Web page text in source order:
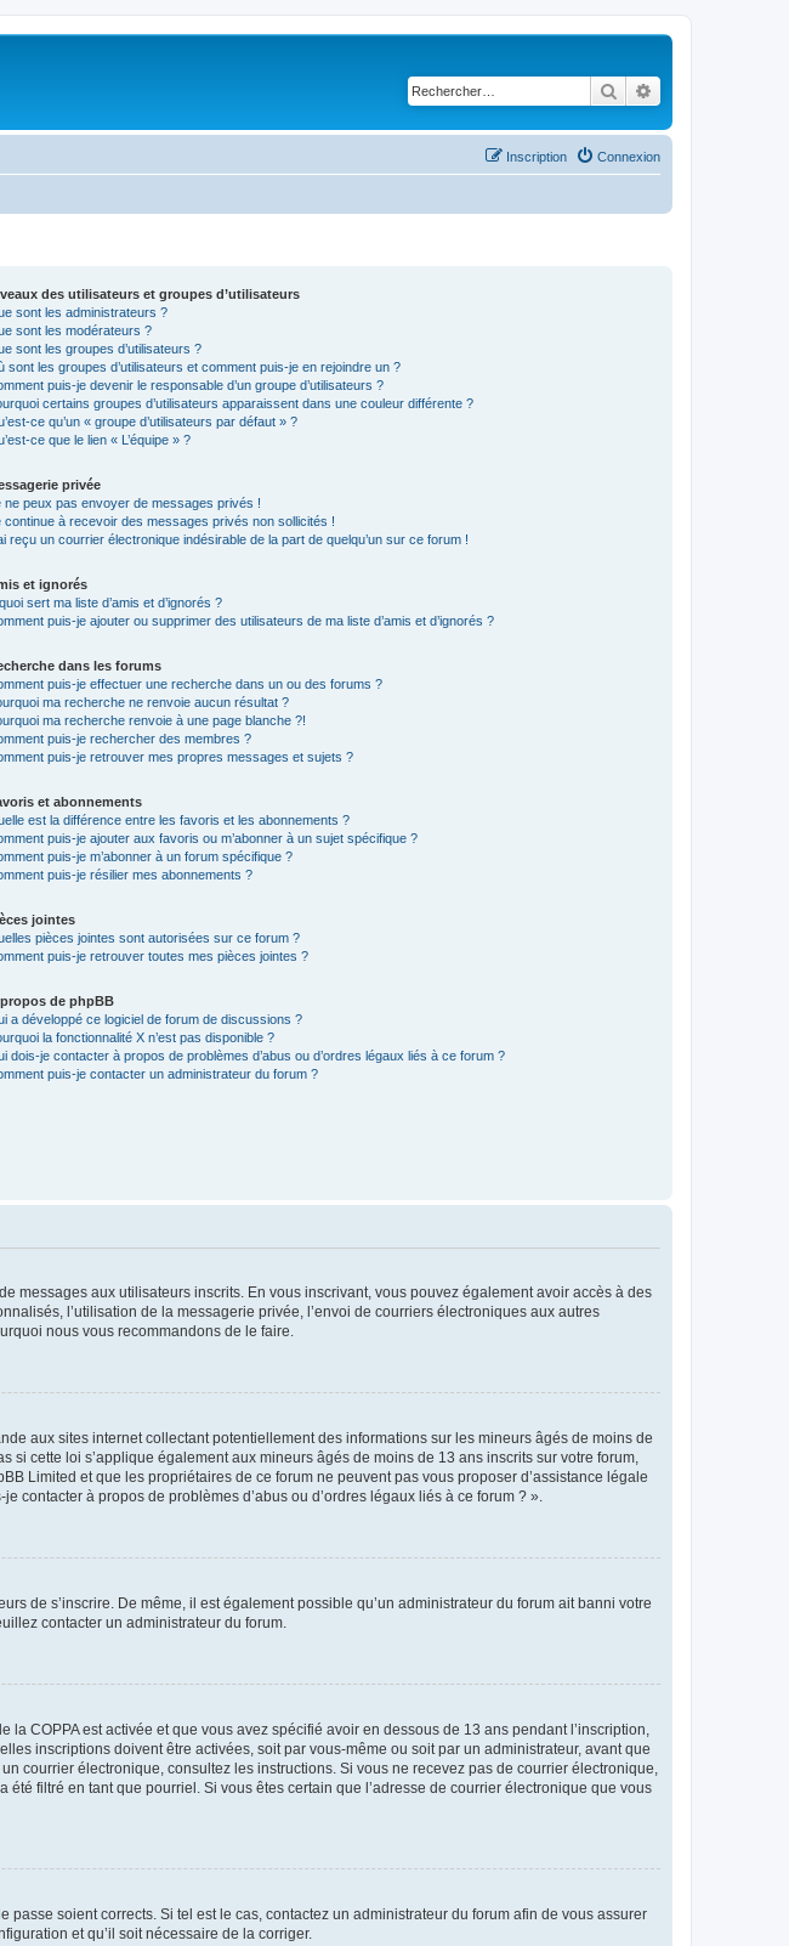
Rechercher
Connexion
Inscription
des utilisateurs et groupes d’utilisateurs
sont les administrateurs ?
sont les modérateurs ?
sont les groupes d’utilisateurs ?
sont les groupes d’utilisateurs et comment puis-je en rejoindre un ?
puis-je devenir le responsable d’un groupe d’utilisateurs ?
certains groupes d’utilisateurs apparaissent dans une couleur différente ?
ce qu’un « groupe d’utilisateurs par défaut » ?
ce que le lien « L’équipe » ?
privée
ne peux pas envoyer de messages privés !
continue à recevoir des messages privés non sollicités !
reçu un courrier électronique indésirable de la part de quelqu’un sur ce forum !
et ignorés
sert ma liste d’amis et d’ignorés ?
puis-je ajouter ou supprimer des utilisateurs de ma liste d’amis et d’ignorés ?
dans les forums
puis-je effectuer une recherche dans un ou des forums ?
ma recherche ne renvoie aucun résultat ?
ma recherche renvoie à une page blanche ?!
puis-je rechercher des membres ?
puis-je retrouver mes propres messages et sujets ?
et abonnements
est la différence entre les favoris et les abonnements ?
puis-je ajouter aux favoris ou m’abonner à un sujet spécifique ?
puis-je m’abonner à un forum spécifique ?
puis-je résilier mes abonnements ?
jointes
pièces jointes sont autorisées sur ce forum ?
puis-je retrouver toutes mes pièces jointes ?
de phpBB
a développé ce logiciel de forum de discussions ?
la fonctionnalité X n’est pas disponible ?
dois-je contacter à propos de problèmes d’abus ou d’ordres légaux liés à ce forum ?
puis-je contacter un administrateur du forum ?
messages aux utilisateurs inscrits. En vous inscrivant, vous pouvez également avoir accès à des
l’utilisation de la messagerie privée, l’envoi de courriers électroniques aux autres
nous vous recommandons de le faire.
aux sites internet collectant potentiellement des informations sur les mineurs âgés de moins de
cette loi s’applique également aux mineurs âgés de moins de 13 ans inscrits sur votre forum,
Limited et que les propriétaires de ce forum ne peuvent pas vous proposer d’assistance légale
contacter à propos de problèmes d’abus ou d’ordres légaux liés à ce forum ? ».
de s’inscrire. De même, il est également possible qu’un administrateur du forum ait banni votre
contacter un administrateur du forum.
COPPA est activée et que vous avez spécifié avoir en dessous de 13 ans pendant l’inscription,
inscriptions doivent être activées, soit par vous-même ou soit par un administrateur, avant que
courrier électronique, consultez les instructions. Si vous ne recevez pas de courrier électronique,
filtré en tant que pourriel. Si vous êtes certain que l’adresse de courrier électronique que vous
soient corrects. Si tel est le cas, contactez un administrateur du forum afin de vous assurer
et qu’il soit nécessaire de la corriger.